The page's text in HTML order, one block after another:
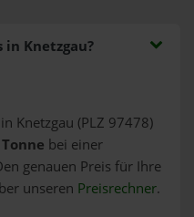
Knetzgau?
Knetzgau (PLZ 97478)
bei einer
genauen Preis für Ihre
unseren Preisrechner.